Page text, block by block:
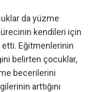
da yüzme
kendileri için
Eğitmenlerinin
belirten çocuklar,
becerilerini
arttığını